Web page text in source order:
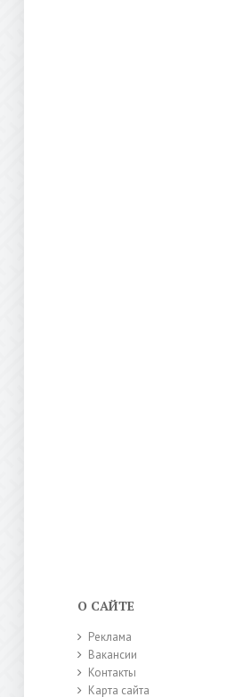
О САЙТЕ
Реклама
Вакансии
Контакты
Карта сайта